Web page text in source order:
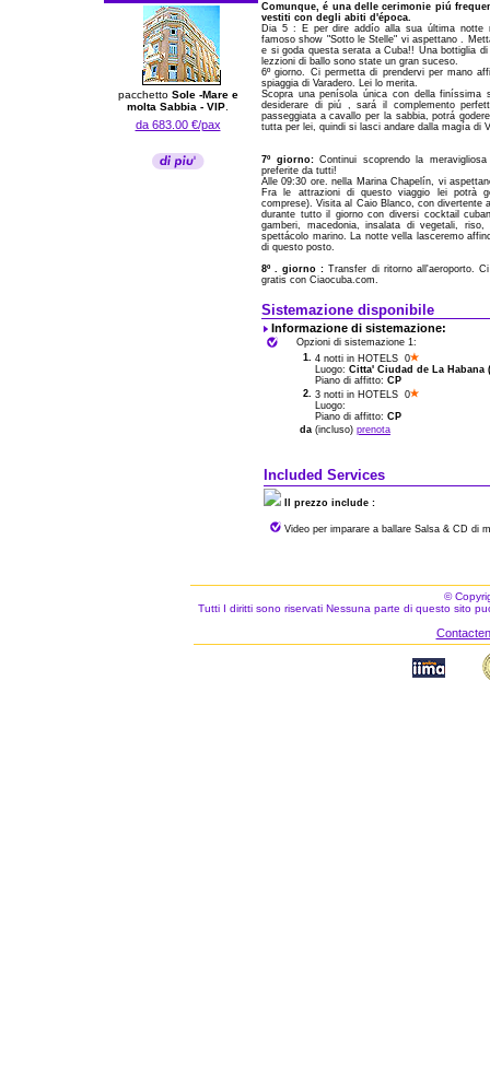
pacchetto Sole -Mare e
molta Sabbia - VIP
da 683.00 €/pax
Comunque, é una delle cerimonie piú
vestiti con degli abiti d'época.
Dia 5 : E per dire addío alla sua última notte
famoso show "Sotto le Stelle" vi aspettano .
e si goda questa serata a Cuba!! Una bottiglia
lezzioni di ballo sono state un gran suceso.
6º giorno. Ci permetta di prendervi per mano
spiaggia di Varadero. Lei lo merita.
Scopra una penísola única con della
desiderare di piú , sará il complemento
passeggiata a cavallo per la sabbia, potrá
tutta per lei, quindi si lasci andare dalla magía di
7º giorno:Continui scoprendo la
preferite da tutti!
Alle 09:30 ore. nella Marina Chapelín, vi
Fra le attrazioni di questo viaggio lei potrà
comprese). Visita al Caio Blanco, con divertente
durante tutto il giorno con diversi cocktail
gamberi, macedonia, insalata di vegetali,
spettácolo marino. La notte vella lasceremo
di questo posto.
8º . giorno : Transfer di ritorno all'aeroporto.
gratis con Ciaocuba.com.
Sistemazione disponibile
Informazione di sistemazione:
Opzioni di sistemazione 1:
1. 4 notti in HOTELS 0
Luogo: Citta' Ciudad de La Habana
Piano di affitto: CP
2. 3 notti in HOTELS 0
Luogo:
Piano di affitto: CP
da (incluso) prenota
Included Services
Il prezzo include :
Video per imparare a ballare Salsa & CD di
©
Tutti I diritti sono riservati Nessuna parte di questo sito